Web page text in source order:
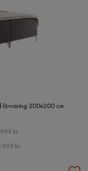
förvaring 200x200 cm
kr
999 kr